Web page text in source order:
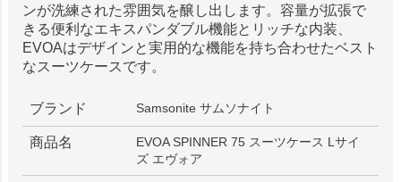
ンが洗練された雰囲気を醸し出します。容量が拡張で
きる便利なエキスパンダブル機能とリッチな内装、
EVOAはデザインと実用的な機能を持ち合わせたベスト
なスーツケースです。
ブランド Samsonite サムソナイト
商品名
EVOA SPINNER 75 スーツケース Lサイ
ズ エヴォア